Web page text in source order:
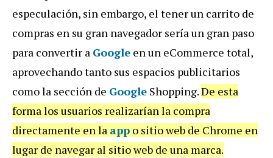
especulación, sin embargo, el tener un carrito de
compras en su gran navegador sería un gran paso
para convertir a Google en un eCommerce total,
aprovechando tanto sus espacios publicitarios
como la sección de Google Shopping.De esta
forma los usuarios realizarían la compra
directamente en la app o sitio web de Chrome en
lugar de navegar al sitio web de una marca.